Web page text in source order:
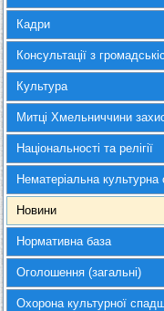
Кадри
Консультації з
Культура
Митці Хмельниччини
Національності та релігії
Нематеріальна культурна
Новини
Нормативна база
Оголошення (загальні)
Охорона культурної